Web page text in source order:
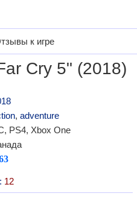
к игре
Cry 5" (2018)
, adventure
PS4, Xbox One
12